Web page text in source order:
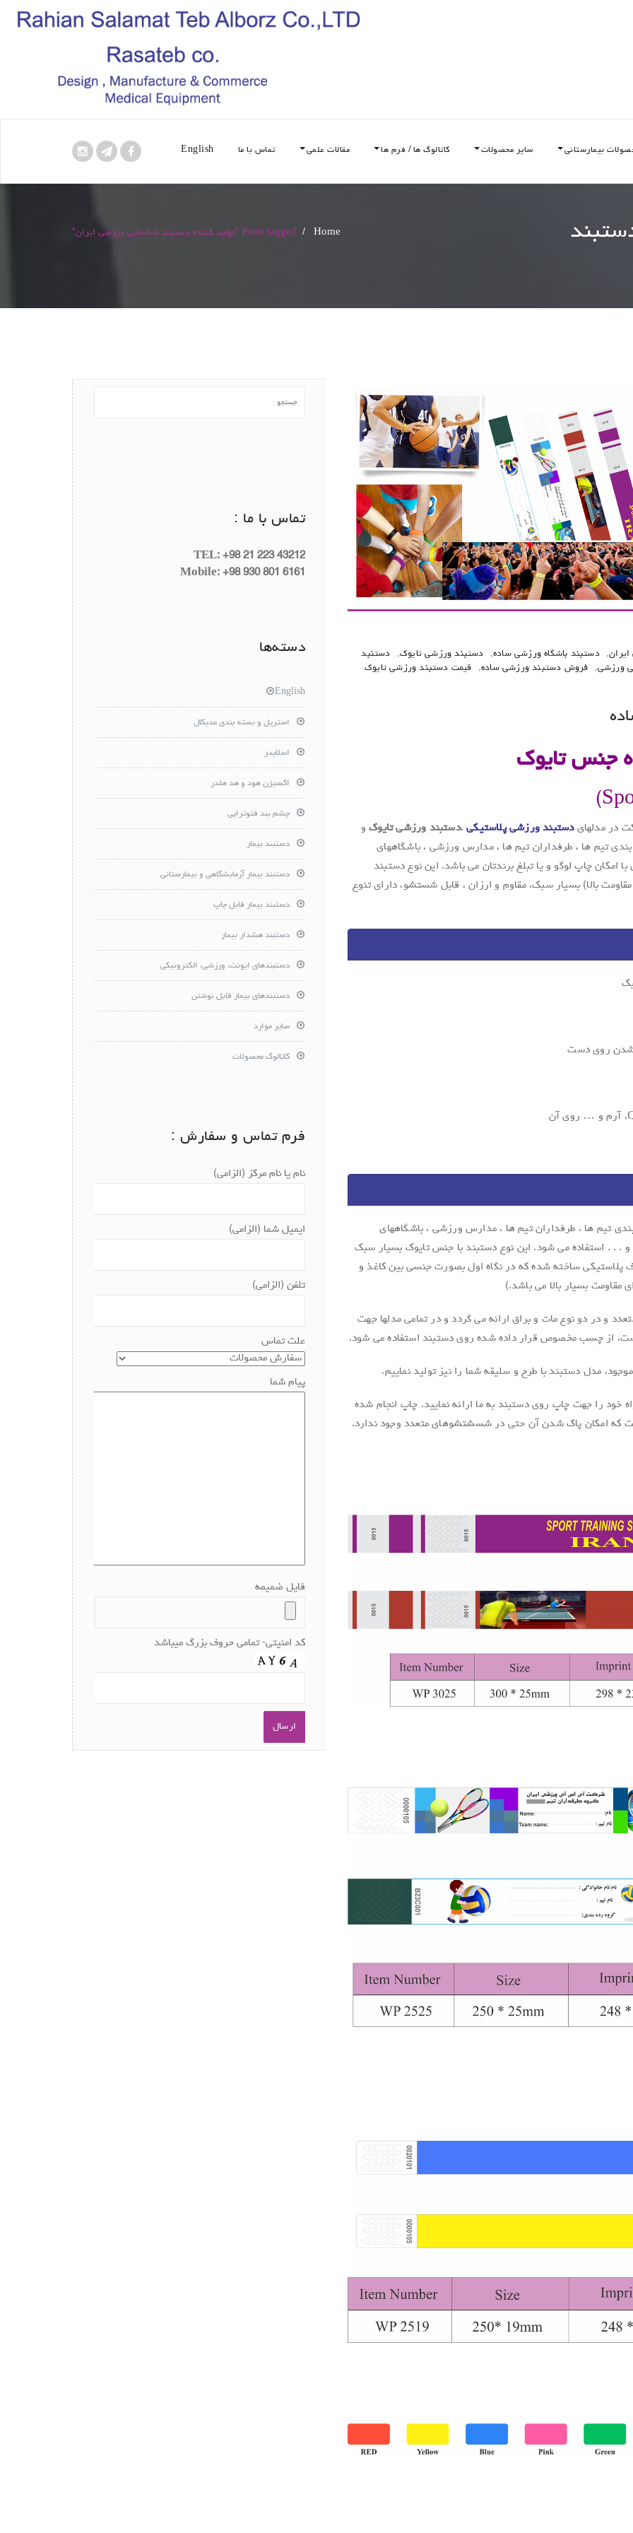
بیمارستانی سایر محصولات کاتالوگ ها / فرم ها مقالات علمی تماس با ما English
Home
/ Posts tagged "تولید کننده دستبند شناسایی ورزشی ایران"
, دستبند باشگاه ورزشی ساده, دستبند ورزشی تایوک,
دستنبد
ورزشی, فروش دستبند ورزشی ساده, قیمت دستبند ورزشی تایوک
جنس تایوک
در مدلهای دستبند ورزشی پلاستیکی،دستبند ورزشی تایوک و
تیم ها ، طرفداران تیم ها ، مدارس ورزشی ، باشگاههای
چاپ لوگو و یا تبلغ برندتان می باشد. این نوع دستبند
بالا) بسیار سبک، مقاوم و ارزان ، قابل شستشو، دارای تنوع
شدن روی دست
تیم ها ، طرفداران تیم ها ، مدارس ورزشی ، باشگاههای
. . . استفاده می شود. این نوع دستبند با جنس تایوک بسیار سبک
پلاستیکی ساخته شده که در نگاه اول بصورت جنسی بین کاغذ و
مقاومت بسیار بالا می باشد.)
و در دو نوع مات و براق ارائه می گردد و در تمامی مدلها جهت
از چسب مخصوص قرار داده شده روی دستبند استفاده می شود.
مدل دستبند با طرح و سلیقه شما را نیز تولید نماییم.
خود را جهت چاپ روی دستبند به ما ارائه نمایید. چاپ انجام شده
که امکان پاک شدن آن حتی در شسشتشوهای متعدد وجود ندارد.
تماس با ما :
TEL: +98 21 223 43212
Mobile: +98 930 801 6161
دسته‌ها
English
استریل و بسته بندی مدیکال
اسلایدر
اکسیژن هود و هد هلدر
چشم بند فتوتراپی
دستبند بیمار
دستبند بیمار آزمایشگاهی و بیمارستانی
دستبند بیمار قابل چاپ
دستبند هشدار بیمار
دستبندهای ایونت، ورزشی، الکترونیکی
دستبندهای بیمار قابل نوشتن
سایر موارد
کاتالوگ محصولات
فرم تماس و سفارش :
نام یا نام مرکز (الزامی)
ایمیل شما (الزامی)
تلفن (الزامی)
علت تماس
پیام شما
فایل ضمیمه
کد امنیتی- تمامی حروف بزرگ میباشد